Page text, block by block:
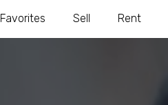
Favorites Sell Rent